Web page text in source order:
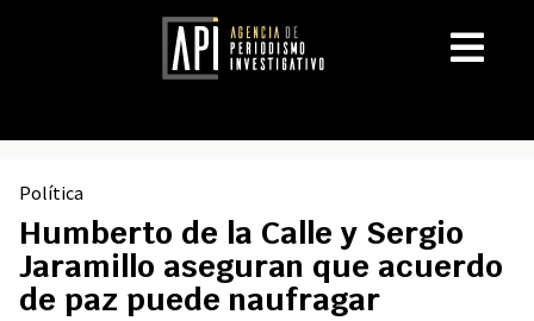
Política
Humberto de la Calle y Sergio
Jaramillo aseguran que acuerdo
de paz puede naufragar